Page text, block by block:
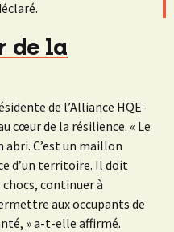
de la
de l’Alliance HQE-
cœur de la résilience. « Le
C’est un maillon
d’un territoire. Il doit
continuer à
aux occupants de
» a-t-elle affirmé.